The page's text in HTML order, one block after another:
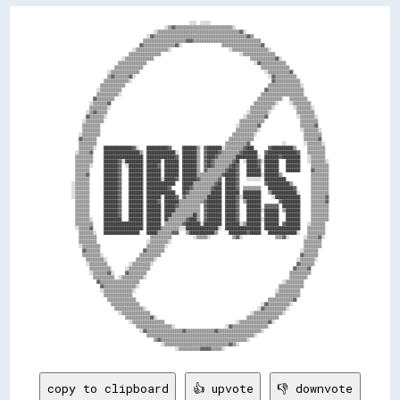
copy to clipboard 👍 upvote 👎 downvote